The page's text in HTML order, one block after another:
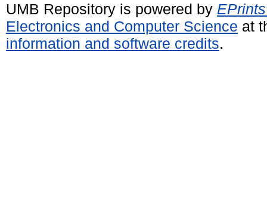
UMB Repository is powered by
Electronics and Computer Science at
information and software credits.